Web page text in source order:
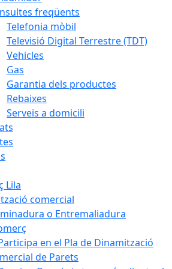
freqüents
Telefonia mòbil
Televisió Digital Terrestre (TDT)
Vehicles
Gas
Garantia dels productes
Rebaixes
Serveis a domicili
Lila
comercial
o Entremaliadura
en el Pla de Dinamització
de Parets